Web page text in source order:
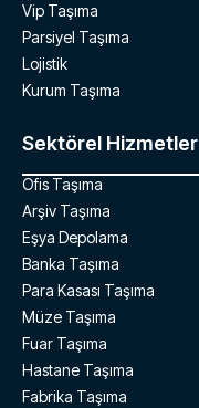
Vip Taşıma
Parsiyel Taşıma
Lojistik
Kurum Taşıma
Sektörel Hizmetler
Ofis Taşıma
Arşiv Taşıma
Eşya Depolama
Banka Taşıma
Para Kasası Taşıma
Müze Taşıma
Fuar Taşıma
Hastane Taşıma
Fabrika Taşıma